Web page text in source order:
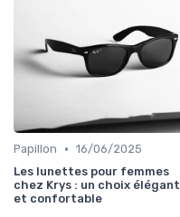
Papillon • 16/06/2025
Les lunettes pour femmes
chez Krys : un choix élégant
et confortable